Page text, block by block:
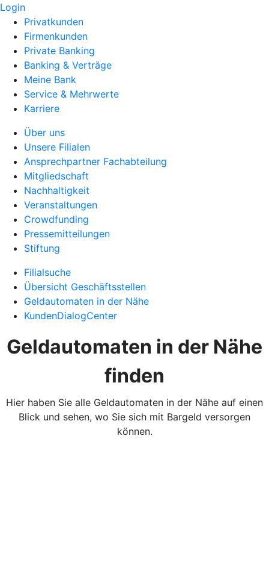
Login
Privatkunden
Firmenkunden
Private Banking
Banking & Verträge
Meine Bank
Service & Mehrwerte
Karriere
Über uns
Unsere Filialen
Ansprechpartner Fachabteilung
Mitgliedschaft
Nachhaltigkeit
Veranstaltungen
Crowdfunding
Pressemitteilungen
Stiftung
Filialsuche
Übersicht Geschäftsstellen
Geldautomaten in der Nähe
KundenDialogCenter
Geldautomaten in der Nähe
finden
Hier haben Sie alle Geldautomaten in der Nähe auf einen
Blick und sehen, wo Sie sich mit Bargeld versorgen
können.